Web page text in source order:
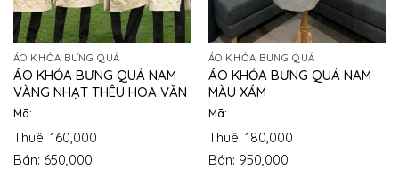
ÁO KHỎA BƯNG QUẢ
ÁO KHỎA BƯNG QUẢ NAM
VÀNG NHẠT THÊU HOA VĂN
Mã:
Thuê: 160,000
Bán: 650,000
ÁO KHỎA BƯNG QUẢ
ÁO KHỎA BƯNG QUẢ NAM
MÀU XÁM
Mã:
Thuê: 180,000
Bán: 950,000